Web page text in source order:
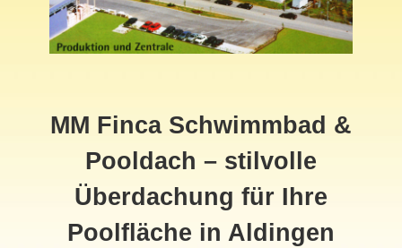
MM Finca Schwimmbad &
Pooldach – stilvolle
Überdachung für Ihre
Poolfläche in Aldingen